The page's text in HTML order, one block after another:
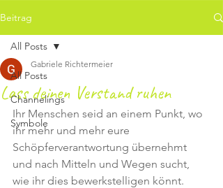
Beitrag
All Posts
Channelings
Symbole
All Posts
Lass deinen Verstand ruhen
Gabriele Richtermeier
Ihr Menschen seid an einem Punkt, wo
ihr mehr und mehr eure
Schöpferverantwortung übernehmt
und nach Mitteln und Wegen sucht,
wie ihr dies bewerkstelligen könnt.